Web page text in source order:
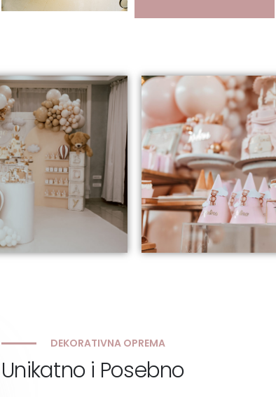
DEKORATIVNA OPREMA
Unikatno i Posebno